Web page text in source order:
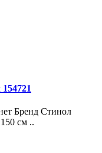
Бренд Стинол
см ..